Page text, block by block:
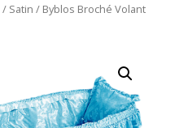
/ Satin / Byblos Broché Volant